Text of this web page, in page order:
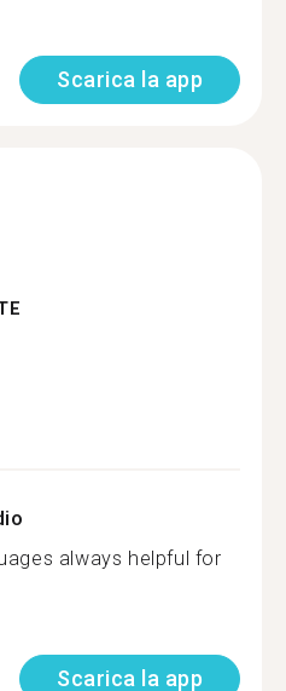
Scarica la app
always helpful for
Scarica la app